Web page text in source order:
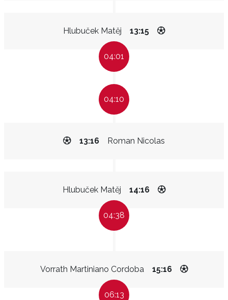
Hlubuček Matěj 13:15
04:01
04:10
Roman Nicolas
13:16
Hlubuček Matěj 14:16
04:38
Vorrath Martiniano Cordoba 15:16
06:13